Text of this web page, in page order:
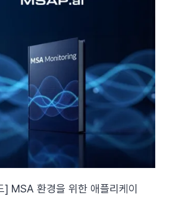
] MSA 환경을 위한 애플리케이